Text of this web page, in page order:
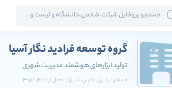
گروه توسعه فرادید نگار آسیا
تولید ابزارهای هوشمند مدیریت شهری
مستقر درایران، فارس، شیراز | فعالاز 1395/04/11